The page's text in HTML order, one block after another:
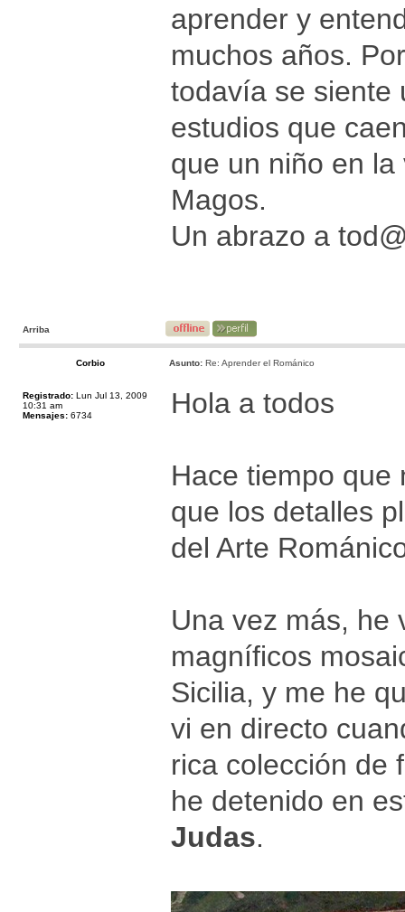
aprender y
muchos años.
todavía se siente
estudios que
que un niño en
Magos.
Un abrazo a
Arriba
Corbio Asunto: Re: Aprender el Románico
Registrado: Lun Jul 13, 2009
10:31 am
Mensajes: 6734 Hola a todos
Hace tiempo que
que los detalles
del Arte
Una vez más, he
magníficos
Sicilia, y me he
vi en directo
rica colección de
he detenido en
Judas.